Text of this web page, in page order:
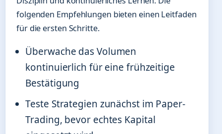
folgenden Empfehlungen bieten einen Leitfaden
für die ersten Schritte.
Überwache das Volumen
kontinuierlich für eine frühzeitige
Bestätigung
Teste Strategien zunächst im Paper-
Trading, bevor echtes Kapital